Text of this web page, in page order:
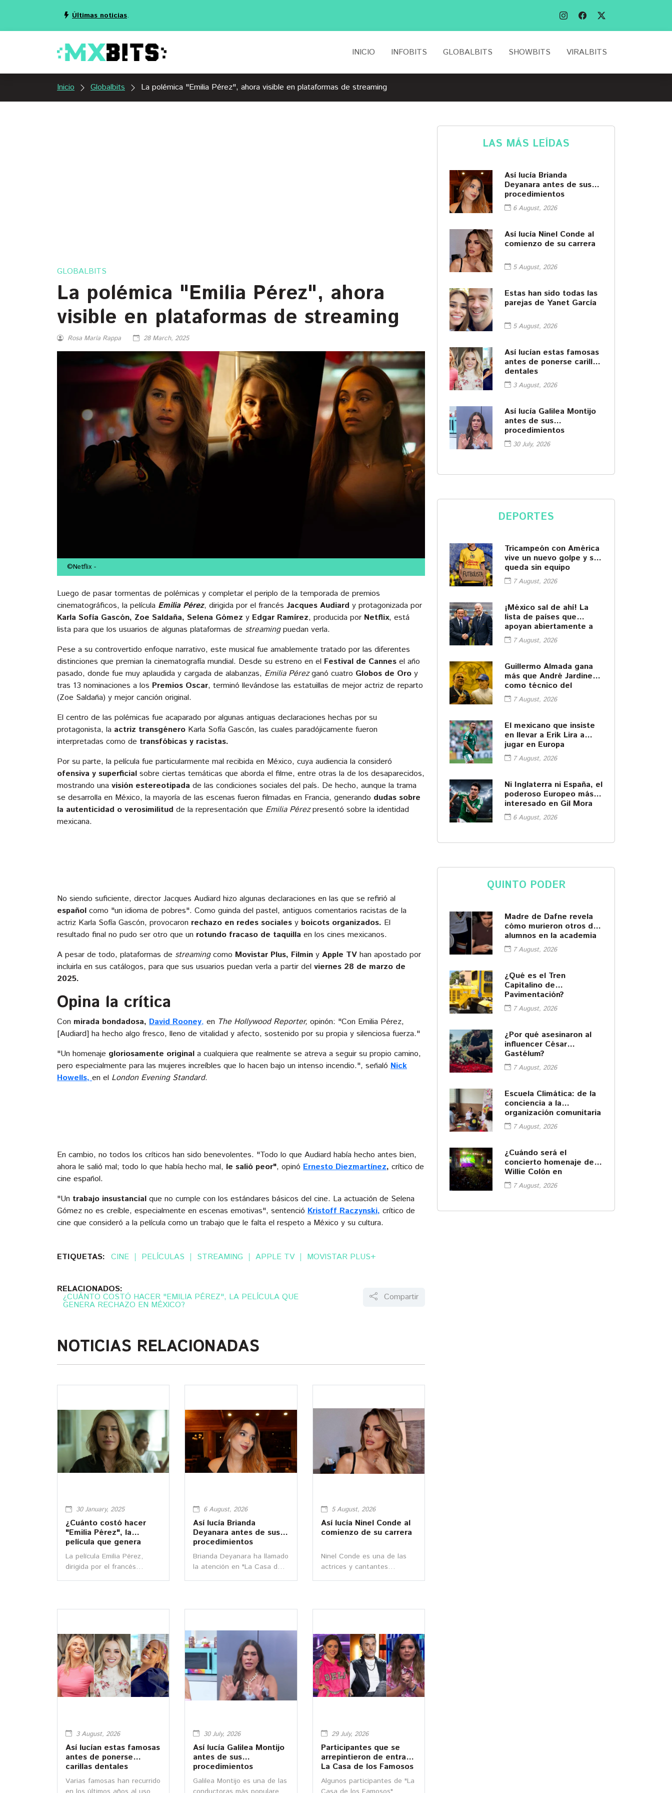
Últimas noticias.
INICIO INFOBITS GLOBALBITS SHOWBITS VIRALBITS
Inicio Globalbits La polémica "Emilia Pérez", ahora visible en plataformas de streaming
GLOBALBITS
La polémica "Emilia Pérez", ahora
visible en plataformas de streaming
Rosa María Rappa 28 March, 2025
©Netflix -
Luego de pasar tormentas de polémicas y completar el periplo de la temporada de premios
cinematográficos, la película Emilia Pérez, dirigida por el francés Jacques Audiard y protagonizada por
Karla Sofía Gascón, Zoe Saldaña, Selena Gómez y Edgar Ramírez, producida por Netflix, está
lista para que los usuarios de algunas plataformas de streamingpuedan verla.
Pese a su controvertido enfoque narrativo, este musical fue amablemente tratado por las diferentes
distinciones que premian la cinematografía mundial. Desde su estreno en el Festival de Cannes el año
pasado, donde fue muy aplaudida y cargada de alabanzas, Emilia Pérezganó cuatro Globos de Oro y
tras 13 nominaciones a los Premios Oscar, terminó llevándose las estatuillas de mejor actriz de reparto
(Zoe Saldaña) y mejor canción original.
El centro de las polémicas fue acaparado por algunas antiguas declaraciones hechas por su
protagonista, la actriz transgénero Karla Sofía Gascón, las cuales paradójicamente fueron
interpretadas como de transfóbicas y racistas.
Por su parte, la película fue particularmente mal recibida en México, cuya audiencia la consideró
ofensiva y superficial sobre ciertas temáticas que aborda el filme, entre otras la de los desaparecidos,
mostrando una visión estereotipada de las condiciones sociales del país. De hecho, aunque la trama
se desarrolla en México, la mayoría de las escenas fueron filmadas en Francia, generando dudas sobre
la autenticidad o verosimilitud de la representación que Emilia Pérezpresentó sobre la identidad
mexicana.
No siendo suficiente, director Jacques Audiard hizo algunas declaraciones en las que se refirió al
español como "un idioma de pobres". Como guinda del pastel, antiguos comentarios racistas de la
actriz Karla Sofía Gascón, provocaron rechazo en redes sociales y boicots organizados. El
resultado final no pudo ser otro que un rotundo fracaso de taquilla en los cines mexicanos.
A pesar de todo, plataformas de streamingcomo Movistar Plus, Filmin y Apple TV han apostado por
incluirla en sus catálogos, para que sus usuarios puedan verla a partir del viernes 28 de marzo de
2025.
Opina la crítica
Con mirada bondadosa, David Rooney, en The Hollywood Reporter, opinón: "Con Emilia Pérez,
[Audiard] ha hecho algo fresco, lleno de vitalidad y afecto, sostenido por su propia y silenciosa fuerza."
"Un homenaje gloriosamente original a cualquiera que realmente se atreva a seguir su propio camino,
pero especialmente para las mujeres increíbles que lo hacen bajo un intenso incendio.", señaló Nick
Howells, en el London Evening Standard.
En cambio, no todos los críticos han sido benevolentes. "Todo lo que Audiard había hecho antes bien,
ahora le salió mal; todo lo que había hecho mal, le salió peor", opinó Ernesto Diezmartínez, crítico de
cine español.
"Un trabajo insustancial que no cumple con los estándares básicos del cine. La actuación de Selena
Gómez no es creíble, especialmente en escenas emotivas", sentenció Kristoff Raczynski, crítico de
cine que consideró a la película como un trabajo que le falta el respeto a México y su cultura.
ETIQUETAS: CINE PELÍCULAS STREAMING APPLE TV MOVISTAR PLUS+
Compartir
RELACIONADOS:
¿CUÁNTO COSTÓ HACER "EMILIA PÉREZ", LA PELÍCULA QUE
GENERA RECHAZO EN MÉXICO?
NOTICIAS RELACIONADAS
30 January, 2025
¿Cuánto costó hacer
"Emilia Pérez", la
película que genera
rechazo en México?
La película Emilia Pérez,
dirigida por el francés
$556,283,000 pesos
6 August, 2026
Así lucía Brianda
Deyanara antes de sus
procedimientos
cosméticos
Brianda Deyanara ha llamado
la atención en "La Casa de
5 August, 2026
Así lucía Ninel Conde al
comienzo de su carrera
Ninel Conde es una de las
actrices y cantantes
3 August, 2026
Así lucían estas famosas
antes de ponerse
carillas dentales
Varias famosas han recurrido
30 July, 2026
Así lucía Galilea Montijo
antes de sus
procedimientos
cosméticos
Galilea Montijo es una de las
29 July, 2026
Participantes que se
arrepintieron de entrar a
La Casa de los Famosos
Algunos participantes de "La
LAS MÁS LEÍDAS
Así lucía Brianda
Deyanara antes de sus
procedimientos
cosméticos
6 August, 2026
Así lucía Ninel Conde al
comienzo de su carrera
5 August, 2026
Estas han sido todas las
parejas de Yanet García
5 August, 2026
Así lucían estas famosas
antes de ponerse carillas
dentales
3 August, 2026
Así lucía Galilea Montijo
antes de sus
procedimientos
cosméticos
30 July, 2026
DEPORTES
Tricampeón con América
vive un nuevo golpe y se
queda sin equipo
7 August, 2026
¡México sal de ahí! La
lista de países que
apoyan abiertamente a
Infantino
7 August, 2026
Guillermo Almada gana
más que André Jardine
como técnico del
América
7 August, 2026
El mexicano que insiste
en llevar a Erik Lira a
jugar en Europa
7 August, 2026
Ni Inglaterra ni España, el
poderoso Europeo más
interesado en Gil Mora
6 August, 2026
QUINTO PODER
Madre de Dafne revela
cómo murieron otros dos
alumnos en la academia
7 August, 2026
¿Qué es el Tren
Capitalino de
Pavimentación?
7 August, 2026
¿Por qué asesinaron al
influencer César
Gastélum?
7 August, 2026
Escuela Climática: de la
conciencia a la
organización comunitaria
7 August, 2026
¿Cuándo será el
concierto homenaje de
Willie Colón en
Iztapalapa?
7 August, 2026